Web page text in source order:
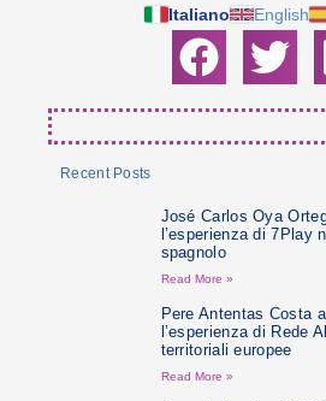
Italiano English
Recent Posts
José Carlos Oya
l’esperienza di 7Play
spagnolo
Read More »
Pere Antentas Costa
l’esperienza di Rede
territoriali europee
Read More »